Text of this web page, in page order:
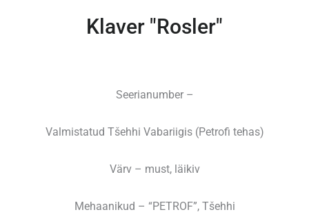
Klaver "Rosler"
Seerianumber –
Valmistatud Tšehhi Vabariigis (Petrofi tehas)
Värv – must, läikiv
Mehaanikud – “PETROF”, Tšehhi